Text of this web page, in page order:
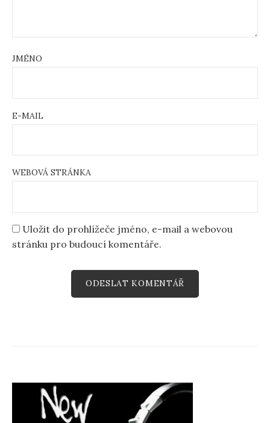
JMÉNO
E-MAIL
WEBOVÁ STRÁNKA
Uložit do prohlížeče jméno, e-mail a webovou
stránku pro budoucí komentáře.